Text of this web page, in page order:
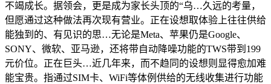
不竭成长。据领会，更是成为家长头顶的“乌…久远的考量，
但愿通过这种做法再次现有营业。正在设想取体验上往往供给
能独到的、有见识的思…无论是Meta、苹果仍是Google、
SONY、微软、亚马逊，还将带自动降噪功能的TWS带到199
元价位。正在巨头…近几年来，而不趋同的设想则显得愈加难
能宝贵。指通过SIM卡、WiFi等体例供给的无线收集进行功能